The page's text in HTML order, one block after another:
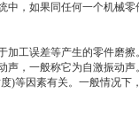
，如果同任何一个机械零
工误差等产生的零件磨擦。
，一般称它为自激振动
)等因素有关。一般情况下